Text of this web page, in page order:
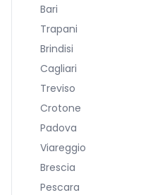
Bari
Trapani
Brindisi
Cagliari
Treviso
Crotone
Padova
Viareggio
Brescia
Pescara